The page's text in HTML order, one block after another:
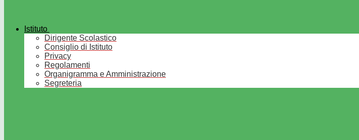
Istituto
Dirigente Scolastico
Consiglio di Istituto
Privacy
Regolamenti
Organigramma e Amministrazione
Segreteria